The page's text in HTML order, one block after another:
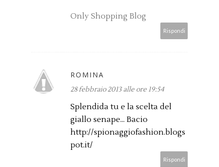
Only Shopping Blog
Rispondi
ROMINA
28 febbraio 2013 alle ore 19:54
Splendida tu e la scelta del
giallo senape... Bacio
http://spionaggiofashion.blogs
pot.it/
Rispondi